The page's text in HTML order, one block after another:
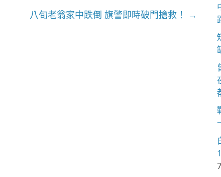
八旬老翁家中跌倒 旗警即時破門搶救！ →